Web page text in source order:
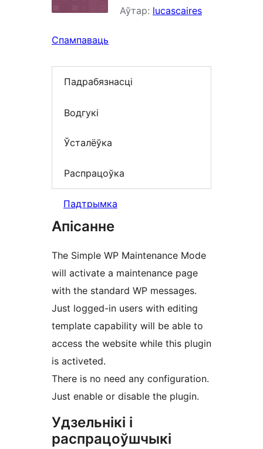
Аўтар: lucascaires
Спампаваць
Падрабязнасці
Водгукі
Ўсталёўка
Распрацоўка
Падтрымка
Апісанне
The Simple WP Maintenance Mode
will activate a maintenance page
with the standard WP messages.
Just logged-in users with editing
template capability will be able to
access the website while this plugin
is activeted.
There is no need any configuration.
Just enable or disable the plugin.
Удзельнікі і
распрацоўшчыкі